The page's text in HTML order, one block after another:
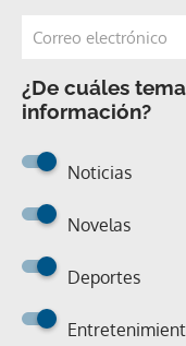
¿De cuáles
información?
Noticias
Novelas
Deportes